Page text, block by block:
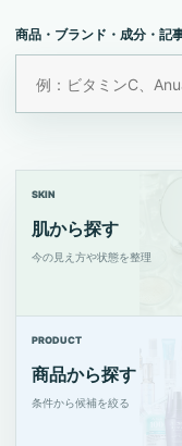
商品・ブランド・成分・記
SKIN
肌から探す
今の見え方や状態を整理
PRODUCT
商品から探す
条件から候補を絞る